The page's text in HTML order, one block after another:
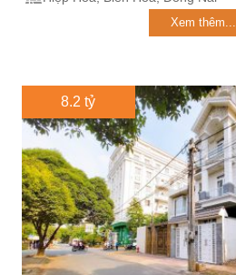
Xem thêm...
8.2 tỷ